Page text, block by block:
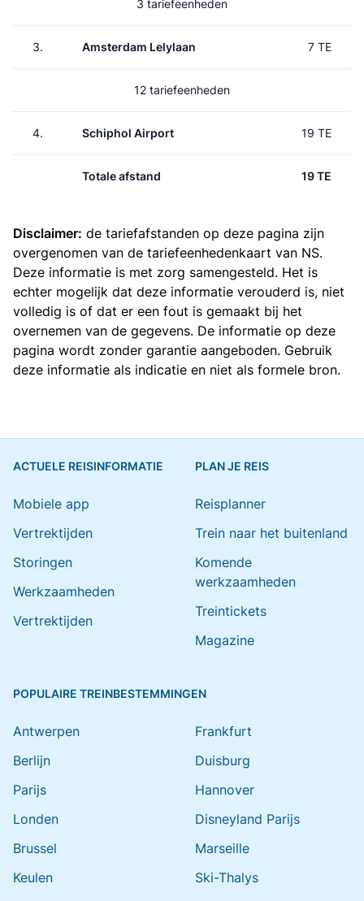
3 tariefeenheden
3. Amsterdam Lelylaan 7 TE
12 tariefeenheden
4. Schiphol Airport 19 TE
Totale afstand 19 TE
Disclaimer: de tariefafstanden op deze pagina zijn
overgenomen van de tariefeenhedenkaart van NS.
Deze informatie is met zorg samengesteld. Het is
echter mogelijk dat deze informatie verouderd is, niet
volledig is of dat er een fout is gemaakt bij het
overnemen van de gegevens. De informatie op deze
pagina wordt zonder garantie aangeboden. Gebruik
deze informatie als indicatie en niet als formele bron.
ACTUELE REISINFORMATIE
Mobiele app
Vertrektijden
Storingen
Werkzaamheden
Vertrektijden
PLAN JE REIS
Reisplanner
Trein naar het buitenland
Komende
werkzaamheden
Treintickets
Magazine
POPULAIRE TREINBESTEMMINGEN
Antwerpen
Berlijn
Parijs
Londen
Brussel
Keulen
Frankfurt
Duisburg
Hannover
Disneyland Parijs
Marseille
Ski-Thalys